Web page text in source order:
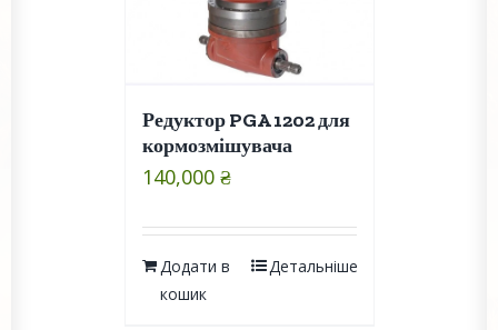
Редуктор PGA 1202 для
кормозмішувача
140,000 ₴
Додати в
кошик
Детальніше